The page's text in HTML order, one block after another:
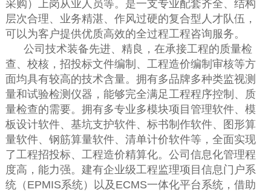
采购）上岗从业人员等。是一支专业配套齐全、结构
层次合理、业务精湛、作风过硬的复合型人才队伍，
可以为客户提供优质高效的全过程工程咨询服务。
公司技术装备先进、精良，在承接工程的质量检
查、校核，招投标文件编制、工程造价编制审核等方
面均具有较高的技术含量。拥有多品牌多种类监视测
量和试验检测仪器，能够完全满足工程程序控制、质
量检查的需要。拥有多专业多模块项目管理软件、模
板设计软件、基坑支护软件、标书制作软件、图形算
量软件、钢筋算量软件、清单计价软件等，全面实现
了工程招投标、工程造价精算化。公司信息化管理程
度高，能力强。建有企业级工程监理项目信息门户系
统（EPMIS系统）以及ECMS一体化平台系统，借助